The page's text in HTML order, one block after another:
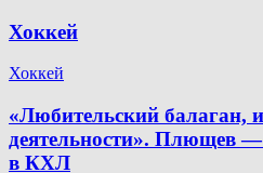
Хоккей
Хоккей
«Любительский балаган,
деятельности». Плющев
в КХЛ